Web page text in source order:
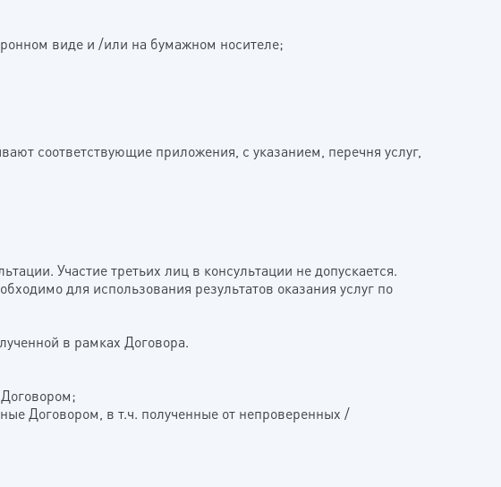
виде и /или на бумажном носителе;
соответствующие приложения, с указанием, перечня услуг,
Участие третьих лиц в консультации не допускается.
для использования результатов оказания услуг по
в рамках Договора.
Договором, в т.ч. полученные от непроверенных /